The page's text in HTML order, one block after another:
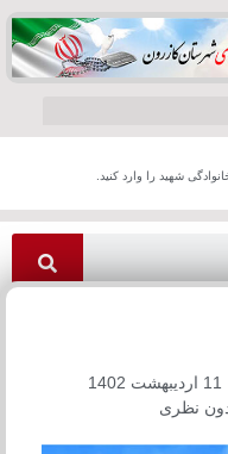
شهید را وارد کنید.
11 اردیبهشت 1402
نظری